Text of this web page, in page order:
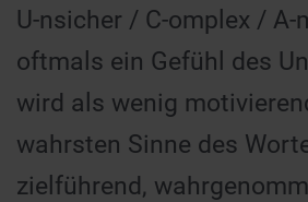
U-nsicher / C-omplex / A-
oftmals ein Gefühl des
wird als wenig
wahrsten Sinne des
zielführend,